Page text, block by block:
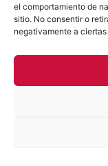
el comportamiento de
sitio. No consentir o
negativamente a
© 2026